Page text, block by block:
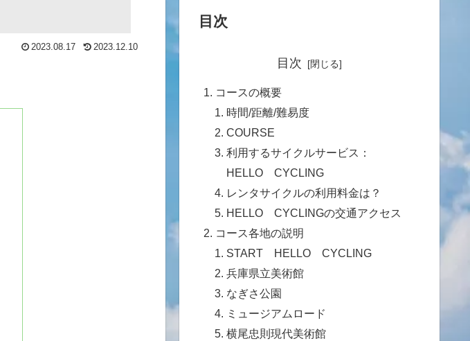
2023.08.17 2023.12.10
目次
目次
コースの概要
時間/距離/難易度
COURSE
利用するサイクルサービス：
HELLO CYCLING
レンタサイクルの利用料金は？
HELLO CYCLINGの交通アクセス
コース各地の説明
START HELLO CYCLING
兵庫県立美術館
なぎさ公園
ミュージアムロード
横尾忠則現代美術館